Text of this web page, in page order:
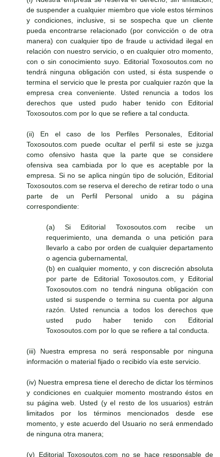
de suspender a cualquier miembro que viole estos términos
y condiciones, inclusive, si se sospecha que un cliente
pueda encontrarse relacionado (por convicción o de otra
manera) con cualquier tipo de fraude u actividad ilegal en
relación con nuestro servicio, o en cualquier otro momento,
con o sin conocimiento suyo. Editorial Toxosoutos.com no
tendrá ninguna obligación con usted, si ésta suspende o
termina el servicio que le presta por cualquier razón que la
empresa crea conveniente. Usted renuncia a todos los
derechos que usted pudo haber tenido con Editorial
Toxosoutos.com por lo que se refiere a tal conducta.
(ii) En el caso de los Perfiles Personales, Editorial
Toxosoutos.com puede ocultar el perfil si este se juzga
como ofensivo hasta que la parte que se considere
ofensiva sea cambiada por lo que es aceptable por la
empresa. Si no se aplica ningún tipo de solución, Editorial
Toxosoutos.com se reserva el derecho de retirar todo o una
parte de un Perfil Personal unido a su página
correspondiente:
(a) Si Editorial Toxosoutos.com recibe un
requerimiento, una demanda o una petición para
llevarlo a cabo por orden de cualquier departamento
o agencia gubernamental,
(b) en cualquier momento, y con discreción absoluta
por parte de Editorial Toxosoutos.com, y Editorial
Toxosoutos.com no tendrá ninguna obligación con
usted si suspende o termina su cuenta por alguna
razón. Usted renuncia a todos los derechos que
usted pudo haber tenido con Editorial
Toxosoutos.com por lo que se refiere a tal conducta.
(iii) Nuestra empresa no será responsable por ninguna
información o material fijado o recibido vía este servicio.
(iv) Nuestra empresa tiene el derecho de dictar los términos
y condiciones en cualquier momento mostrando éstos en
su página web. Usted (y el resto de los usuarios) estrán
limitados por los términos mencionados desde ese
momento, y este acuerdo del Usuario no será enmendado
de ninguna otra manera;
(v) Editorial Toxosoutos.com no se hace responsable de